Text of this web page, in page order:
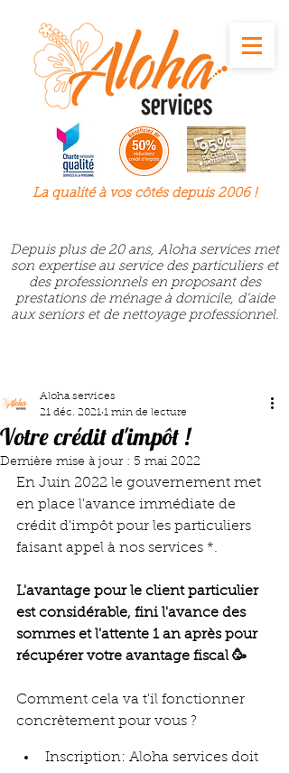
La qualité à voscôtés depuis 2006 !
Depuis plus de 20 ans, Aloha services met
son expertise au service des particuliers et
des professionnels en proposant des
prestations de ménage à domicile, d’aide
aux seniors et de nettoyage professionnel.
Votre crédit d'impôt !
Aloha services
21 déc. 2021 1 min de lecture
Dernière mise à jour : 5 mai 2022
En Juin 2022 le gouvernement met
en place l'avance immédiate de
crédit d'impôt pour les particuliers
faisant appel à nos services *.
L'avantage pour le client particulier
est considérable, fini l'avance des
sommes et l'attente 1 an après pour
récupérer votre avantage fiscal 🥳
Comment cela va t'il fonctionner
concrètement pour vous ?
Inscription: Aloha services doit